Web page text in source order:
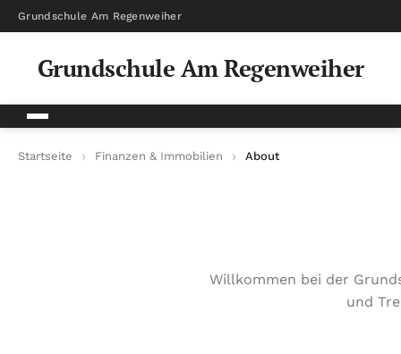
Grundschule Am Regenweiher
Grundschule Am Regenweiher
Startseite Finanzen & Immobilien About
Willkommen bei der
und